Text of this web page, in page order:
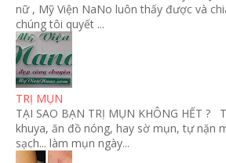
nữ , Mỹ Viện NaNo luôn thấy được và
chúng tôi quyết ...
TRỊ MỤN
TẠI SAO BẠN TRỊ MỤN KHÔNG HẾT ?
khuya, ăn đồ nóng, hay sờ mụn, tự nặn
sạch... làm mụn ngày...